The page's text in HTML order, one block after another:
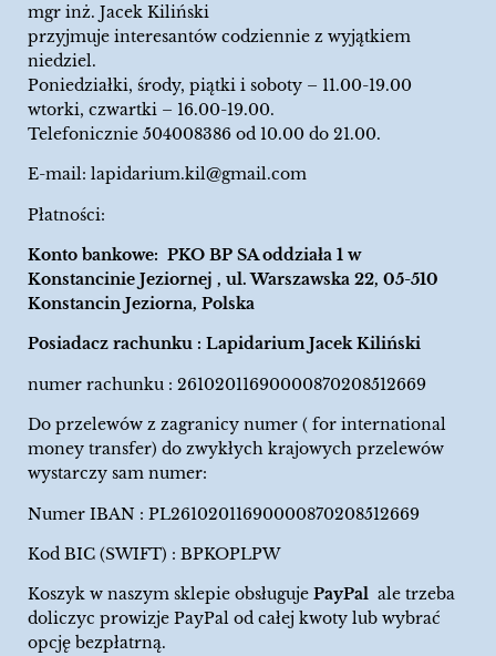
mgr inż. Jacek Kiliński
przyjmuje interesantów codziennie z wyjątkiem
niedziel.
Poniedziałki, środy, piątki i soboty – 11.00-19.00
wtorki, czwartki – 16.00-19.00.
Telefonicznie 504008386 od 10.00 do 21.00.
E-mail: lapidarium.kil@gmail.com
Płatności:
Konto bankowe: PKO BP SA oddziała 1 w
Konstancinie Jeziornej , ul. Warszawska 22, 05-510
Konstancin Jeziorna, Polska
Posiadacz rachunku : Lapidarium Jacek Kiliński
numer rachunku : 26102011690000870208512669
Do przelewów z zagranicy numer ( for international
money transfer) do zwykłych krajowych przelewów
wystarczy sam numer:
Numer IBAN : PL26102011690000870208512669
Kod BIC (SWIFT) : BPKOPLPW
Koszyk w naszym sklepie obsługuje PayPal ale trzeba
doliczyc prowizje PayPal od całej kwoty lub wybrać
opcję bezpłatrną.